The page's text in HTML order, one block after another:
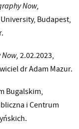
Now,
Budapest,
2.02.2023,
dr Adam Mazur.
Bugalskim,
i Centrum